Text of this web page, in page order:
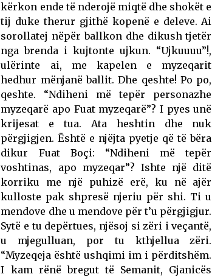
kërkon ende të nderojë miqtë dhe shokët e
tij duke therur gjithë kopenë e deleve. Ai
sorollatej nëpër ballkon dhe dikush tjetër
nga brenda i kujtonte ujkun. “Ujkuuuu”!,
ulërinte ai, me kapelen e myzeqarit
hedhur mënjanë ballit. Dhe qeshte! Po po,
qeshte. “Ndiheni më tepër personazhe
myzeqarë apo Fuat myzeqarë”? I pyes unë
krijesat e tua. Ata heshtin dhe nuk
përgjigjen. Është e njëjta pyetje që të bëra
dikur Fuat Boçi: “Ndiheni më tepër
voshtinas, apo myzeqar”? Ishte një ditë
korriku me një puhizë erë, ku në ajër
kulloste pak shpresë njeriu për shi. Ti u
mendove dhe u mendove për t’u përgjigjur.
Sytë e tu depërtues, njësoj si zëri i veçantë,
u mjegulluan, por tu kthjellua zëri.
“Myzeqeja është ushqimi im i përditshëm.
I kam rënë bregut të Semanit, Gjanicës